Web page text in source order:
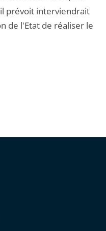
prévoit interviendrait
de l'Etat de réaliser le